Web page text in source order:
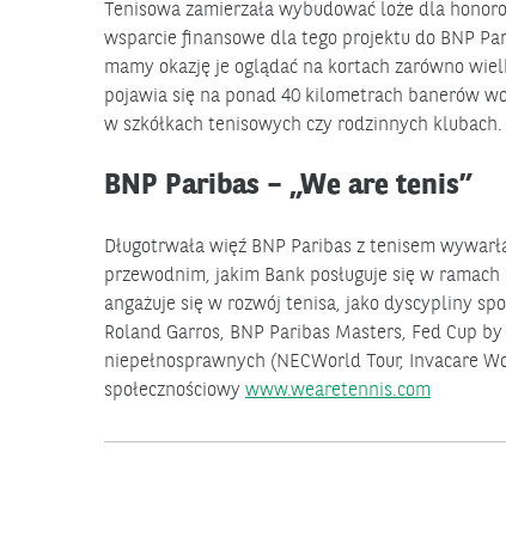
Tenisowa zamierzała wybudować loże dla
wsparcie finansowe dla tego projektu do BNP
mamy okazję je oglądać na kortach zarówno
pojawia się na ponad 40 kilometrach banerów
w szkółkach tenisowych czy rodzinnych klubach.
BNP Paribas – „We are tenis”
Długotrwała więź BNP Paribas z tenisem
przewodnim, jakim Bank posługuje się w
angażuje się w rozwój tenisa, jako dyscypliny
Roland Garros, BNP Paribas Masters, Fed Cup
niepełnosprawnych (NECWorld Tour, Invacare
społecznościowy www.wearetennis.com